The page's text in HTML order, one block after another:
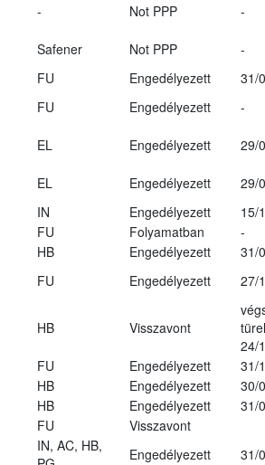
- Not PPP
-
Safener Not PPP
-
FU Engedélyezett
31/
FU Engedélyezett
-
EL Engedélyezett
29/
EL Engedélyezett
29/
IN Engedélyezett
15/
FU Folyamatban
-
HB Engedélyezett
31/
FU Engedélyezett 27/
HB Visszavont
24/
FU Engedélyezett
31/
HB Engedélyezett
30/
HB Engedélyezett
31/
FU
Visszavont
IN, AC, HB,
Engedélyezett 31/